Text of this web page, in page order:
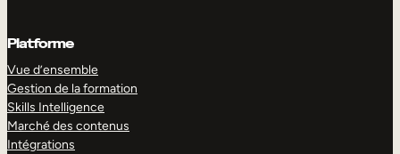
Platforme
Vue d’ensemble
Gestion de la formation
Skills Intelligence
Marché des contenus
Intégrations